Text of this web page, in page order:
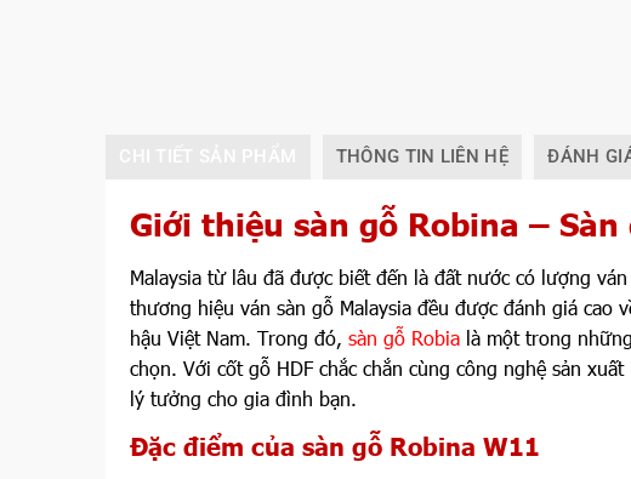
THÔNG TIN LIÊN HỆ ĐÁNH
Giới thiệu sàn gỗ Robina –
Malaysia từ lâu đã được biết đến là đất nước có lượng
thương hiệu ván sàn gỗ Malaysia đều được đánh giá
hậu Việt Nam. Trong đó, sàn gỗ Robia là một trong
chọn. Với cốt gỗ HDF chắc chắn cùng công nghệ sản
lý tưởng cho gia đình bạn.
Đặc điểm của sàn gỗ Robina W11